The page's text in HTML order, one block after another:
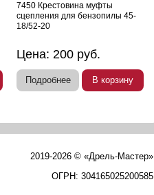
7450 Крестовина муфты
сцепления для бензопилы 45-
18/52-20
Цена:200 руб.
Подробнее В корзину
2019-2026 © «Дрель-Мастер»
ОГРН: 304165025200585